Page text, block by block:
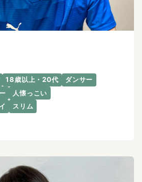
18歳以上・20代
ダンサー
人懐っこい
スリム